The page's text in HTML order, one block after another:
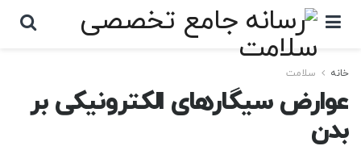
خانه سلامت
عوارض سیگارهای الکترونیکی بر
بدن